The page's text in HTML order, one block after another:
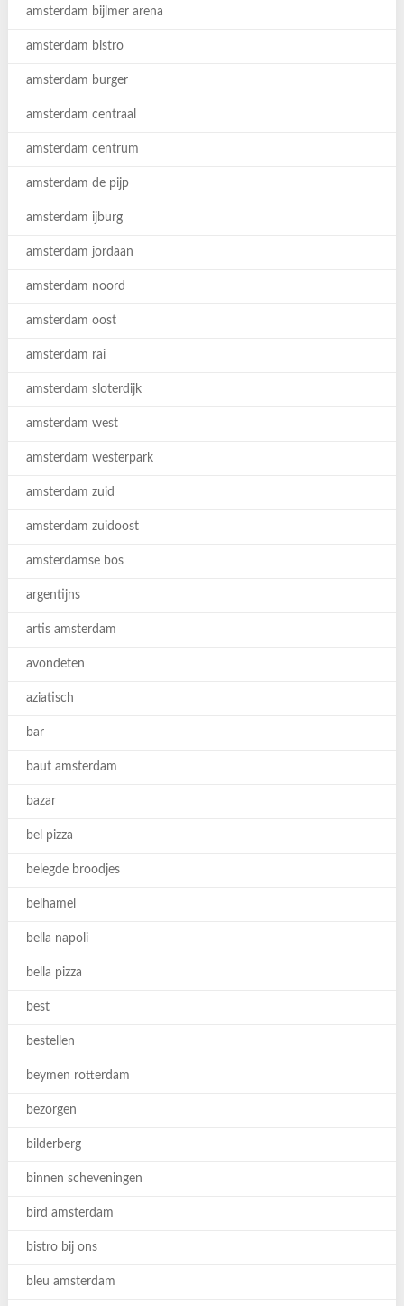
amsterdam bijlmer arena
amsterdam bistro
amsterdam burger
amsterdam centraal
amsterdam centrum
amsterdam de pijp
amsterdam ijburg
amsterdam jordaan
amsterdam noord
amsterdam oost
amsterdam rai
amsterdam sloterdijk
amsterdam west
amsterdam westerpark
amsterdam zuid
amsterdam zuidoost
amsterdamse bos
argentijns
artis amsterdam
avondeten
aziatisch
bar
baut amsterdam
bazar
bel pizza
belegde broodjes
belhamel
bella napoli
bella pizza
best
bestellen
beymen rotterdam
bezorgen
bilderberg
binnen scheveningen
bird amsterdam
bistro bij ons
bleu amsterdam